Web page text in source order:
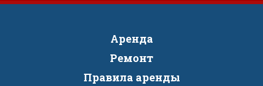
Аренда
Ремонт
Правила аренды